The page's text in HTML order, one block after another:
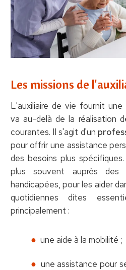
Les missions de
L'auxiliaire de vie fournit une
va au-delà de la réalisation
courantes. Il s'agit d'un
pour offrir une assistance
des besoins plus
plus souvent auprès des
handicapées, pour les aider
quotidiennes dites
principalement :
une aide à la mobilité ;
une assistance pour